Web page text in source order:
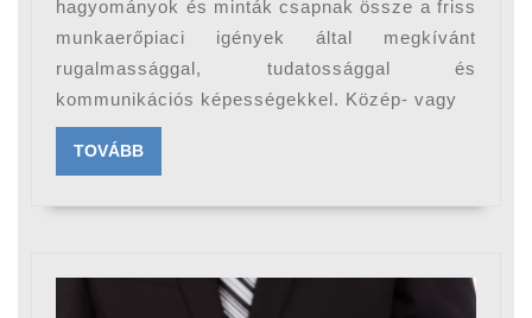
hagyományok és minták csapnak össze a friss
munkaerőpiaci igények által megkívánt
rugalmassággal, tudatossággal és
kommunikációs képességekkel. Közép- vagy
TOVÁBBTOVÁBB